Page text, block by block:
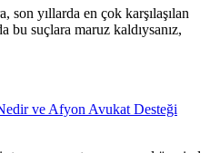
son yıllarda en çok karşılaşılan
suçlara maruz kaldıysanız,
ve Afyon Avukat Desteği